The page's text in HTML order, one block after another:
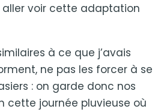
aller voir cette adaptation
à ce que j’avais
ne pas les forcer à se
: on garde donc nos
cette journée pluvieuse où